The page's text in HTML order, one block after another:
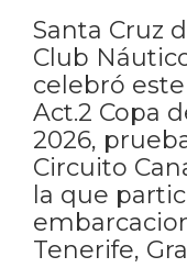
Santa Cruz
Club
celebró
Act.2 Copa
2026,
Circuito
la que
Tenerife,